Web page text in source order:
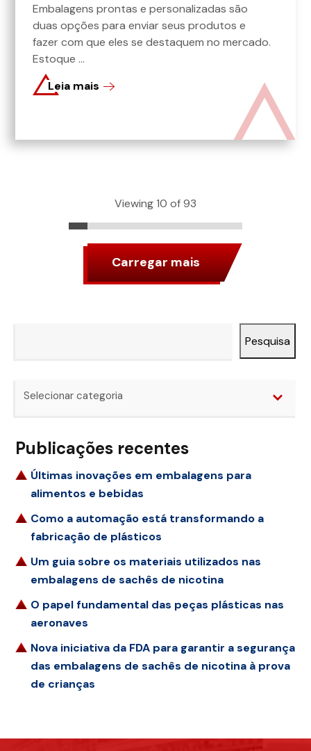
Embalagens prontas e personalizadas são
duas opções para enviar seus produtos e
fazer com que eles se destaquem no mercado.
Estoque ...
Leia mais
Viewing 10 of 93
Carregar mais
Pesquisa
Selecionar categoria
Publicações recentes
Últimas inovações em embalagens para
alimentos e bebidas
Como a automação está transformando a
fabricação de plásticos
Um guia sobre os materiais utilizados nas
embalagens de sachês de nicotina
O papel fundamental das peças plásticas nas
aeronaves
Nova iniciativa da FDA para garantir a segurança
das embalagens de sachês de nicotina à prova
de crianças